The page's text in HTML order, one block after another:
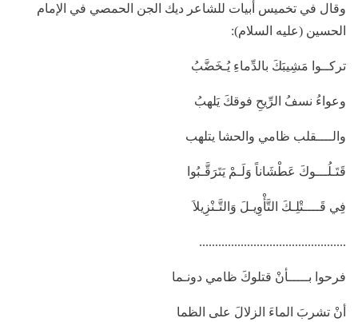
وقال في تخميس أبيات للشاعر ديك الجن الحمصي في الإمام
الحسين (عليه السلام):
تركــوا مَشِيبَكَ بالدِّماءِ يُـخَضَّبُ
وعواءُ نسفُ الرِّيحِ فوقكَ يَلهبُ
والــــقلب ظامي والحشا يتلهب
قَتَـلُـــوكَ عَطْشَاناً وَلَـمْ يَتَرَقَّـبُوا
فِي قَــــتْلِـكَ التَّأْوِيـلَ وَالتَّـنْزِيلاَ
..............................................
فرحوا بـــــأنْ قتلوكَ ظامي دونـما
أنْ تشربَ الماءَ الزلالَ على الظما